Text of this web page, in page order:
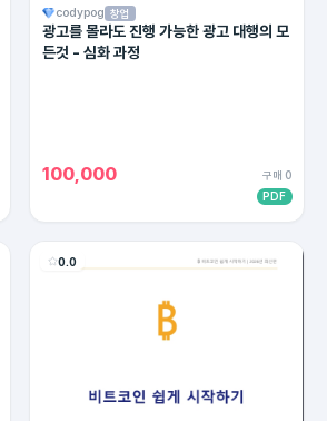
codypog 창업
광고를 몰라도 진행 가능한 광고 대행의 모
든것 - 심화 과정
100,000
구매 0
PDF
0.0